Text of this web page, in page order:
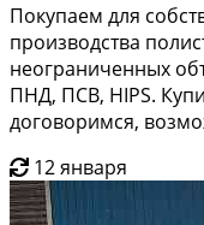
Покупаем для
производства
неограниченных
ПНД, ПСВ, HIPS.
договоримся,
12 января